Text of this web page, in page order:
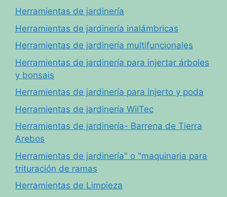
Herramientas de jardinería
Herramientas de jardinería inalámbricas
Herramientas de jardinería multifuncionales
Herramientas de jardinería para injertar árboles
y bonsais
Herramientas de jardinería para injerto y poda
Herramientas de jardinería WilTec
Herramientas de jardinería- Barrena de Tierra
Arebos
Herramientas de jardinería" o "maquinaria para
trituración de ramas
Herramientas de Limpieza